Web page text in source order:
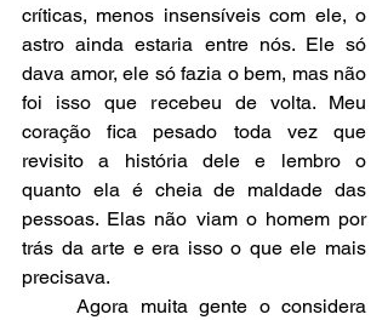
críticas, menos insensíveis com ele, o
astro ainda estaria entre nós. Ele só
dava amor, ele só fazia o bem, mas não
foi isso que recebeu de volta. Meu
coração fica pesado toda vez que
revisito a história dele e lembro o
quanto ela é cheia de maldade das
pessoas. Elas não viam o homem por
trás da arte e era isso o que ele mais
precisava.
	Agora muita gente o considera